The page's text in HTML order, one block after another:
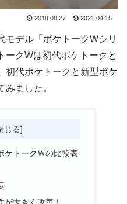
2018.08.27 2021.04.15
モデル「ポケトークWシリ
ークWは初代ポケトークと
初代ポケトークと新型ポケ
みました。
ケトークＷの比較表
が大きく改善！